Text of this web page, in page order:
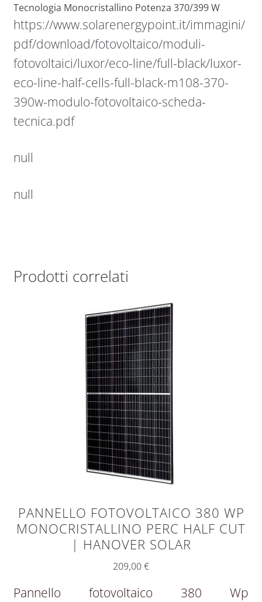
Tecnologia Monocristallino Potenza 370/399 W
https://www.solarenergypoint.it/immagini/
pdf/download/fotovoltaico/moduli-
fotovoltaici/luxor/eco-line/full-black/luxor-
eco-line-half-cells-full-black-m108-370-
390w-modulo-fotovoltaico-scheda-
tecnica.pdf
null
null
Prodotti correlati
PANNELLO FOTOVOLTAICO 380 WP
MONOCRISTALLINO PERC HALF CUT
| HANOVER SOLAR
209,00€
Pannello fotovoltaico 380 Wp